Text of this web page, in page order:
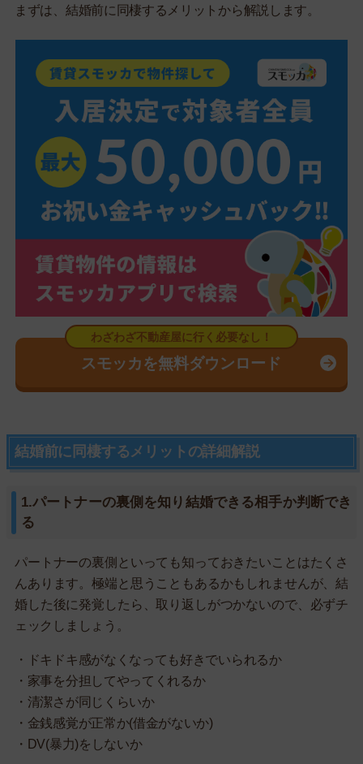
まずは、結婚前に同棲するメリットから解説します。
スモッカを無料ダウンロード
結婚前に同棲するメリットの詳細解説
1.パートナーの裏側を知り結婚できる相手か判断でき
る
パートナーの裏側といっても知っておきたいことはたくさ
んあります。極端と思うこともあるかもしれませんが、結
婚した後に発覚したら、取り返しがつかないので、必ずチ
ェックしましょう。
・ドキドキ感がなくなっても好きでいられるか
・家事を分担してやってくれるか
・清潔さが同じくらいか
・金銭感覚が正常か(借金がないか)
・DV(暴力)をしないか